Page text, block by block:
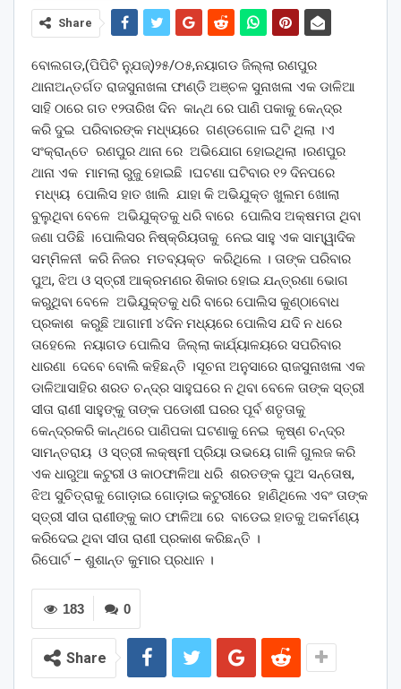
Share
ବୋଲଗଡ,(ପିପିଟି ନ୍ଯୁଜ୍)୨୫/୦୫,ନୟାଗଡ ଜିଲ୍ଲା ରଣପୁର
ଥାନାଅନ୍ତର୍ଗତ ରାଜସୁନାଖଳା ଫାଣ୍ଡି ଅଞ୍ଚଳ ସୁନାଖଳା ଏକ ଡାଳିଆ
ସାହି ଠାରେ ଗତ ୧୨ତାରିଖ ଦିନ କାନ୍ଥ ରେ ପାଣି ପକାକୁ କେନ୍ଦ୍ର
କରି ଦୁଇ ପରିବାରଙ୍କ ମଧ୍ୟ୍ୟରେ ଗଣ୍ଡଗୋଳ ଘଟି ଥିଲା ।ଏ
ସଂକ୍ରାନ୍ତେ ରଣପୁର ଥାନା ରେ ଅଭିଯୋଗ ହୋଇଥିଲା ।ରଣପୁର
ଥାନା ଏକ ମାମଲା ରୁଜୁ ହୋଇଛି ।ଘଟଣା ଘଟିବାର ୧୨ ଦିନପରେ
ମଧ୍ୟ୍ୟ ପୋଲିସ ହାତ ଖାଲି ଯାହା କି ଅଭିଯୁକ୍ତ ଖୁଲମ ଖୋଲା
ବୁଲୁଥିବା ବେଳେ ଅଭିଯୁକ୍ତକୁ ଧରି ବାରେ ପୋଲିସ ଅକ୍ଷମତା ଥିବା
ଜଣା ପଡିଛି ।ପୋଲିସର ନିଷ୍କ୍ରିୟତାକୁ ନେଇ ସାହୁ ଏକ ସାମ୍ୱାଦିକ
ସମ୍ମିଳନୀ କରି ନିଜର ମତବ୍ୟକ୍ତ କରିଥିଲେ । ତାଙ୍କ ପରିବାର
ପୁଅ, ଝିଅ ଓ ସ୍ତ୍ରୀ ଆକ୍ରମଣର ଶିକାର ହୋଇ ଯନ୍ତ୍ରଣା ଭୋଗ
କରୁଥିବା ବେଳେ ଅଭିଯୁକ୍ତକୁ ଧରି ବାରେ ପୋଲିସ କୁଣ୍ଠାବୋଧ
ପ୍ରକାଶ କରୁଛି ଆଗାମୀ ୪ଦିନ ମଧ୍ୟରେ ପୋଲିସ ଯଦି ନ ଧରେ
ତାହେଲେ ନୟାଗଡ ପୋଲିସ ଜିଲ୍ଲା କାର୍ଯ୍ୟାଳୟରେ ସପରିବାର
ଧାରଣା ଦେବେ ବୋଲି କହିଛନ୍ତି ।ସୂଚନା ଅନୁସାରେ ରାଜସୁନାଖଳା ଏକ
ଡାଳିଆସାହିର ଶରତ ଚନ୍ଦ୍ର ସାହୁଘରେ ନ ଥିବା ବେଳେ ତାଙ୍କ ସ୍ତ୍ରୀ
ସୀତା ରାଣୀ ସାହୁଙ୍କୁ ତାଙ୍କ ପଡୋଶୀ ଘରର ପୂର୍ବ ଶତୃତାକୁ
କେନ୍ଦ୍ରକରି କାନ୍ଥରେ ପାଣିପକା ଘଟଣାକୁ ନେଇ କୃଷ୍ଣ ଚନ୍ଦ୍ର
ସାମନ୍ତରାୟ ଓ ସ୍ତ୍ରୀ ଲକ୍ଷ୍ମୀ ପ୍ରିୟା ଉଭୟେ ଗାଳି ଗୁଲଜ କରି
ଏକ ଧାରୁଆ କଟୁରୀ ଓ କାଠଫାଳିଆ ଧରି ଶରତଙ୍କ ପୁଅ ସନ୍ତୋଷ,
ଝିଅ ସୁଚିତ୍ରାକୁ ଗୋଡ଼ାଇ ଗୋଡ଼ାଇ କଟୁରୀରେ ହାଣିଥିଲେ ଏବଂ ତାଙ୍କ
ସ୍ତ୍ରୀ ସୀତା ରାଣୀଙ୍କୁ କାଠ ଫାଳିଆ ରେ ବାଡେଇ ହାତକୁ ଅକର୍ମଣ୍ୟ
କରିଦେଇ ଥିବା ସୀତା ରାଣୀ ପ୍ରକାଶ କରିଛନ୍ତି ।
ରିପୋର୍ଟ – ଶୁଶାନ୍ତ କୁମାର ପ୍ରଧାନ ।
0
183
Share